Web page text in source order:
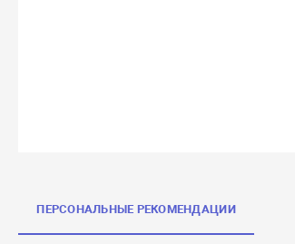
ПЕРСОНАЛЬНЫЕ РЕКОМЕНДАЦИИ